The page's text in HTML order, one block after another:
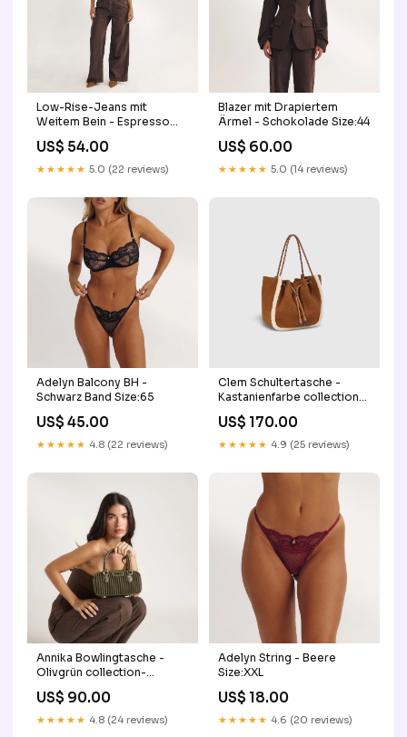
Low-Rise-Jeans mit
Weitem Bein - Espresso
US$ 54.00
★★★★★ 5.0 (22 reviews)
Blazer mit Drapiertem
Ärmel - Schokolade Size:44
US$ 60.00
★★★★★ 5.0 (14 reviews)
Adelyn Balcony BH -
Schwarz Band Size:65
US$ 45.00
★★★★★ 4.8 (22 reviews)
Clem Schultertasche -
Kastanienfarbe collection-
US$ 170.00
★★★★★ 4.9 (25 reviews)
Annika Bowlingtasche -
Olivgrün collection-
US$ 90.00
★★★★★ 4.8 (24 reviews)
Adelyn String - Beere
Size:XXL
US$ 18.00
★★★★★ 4.6 (20 reviews)